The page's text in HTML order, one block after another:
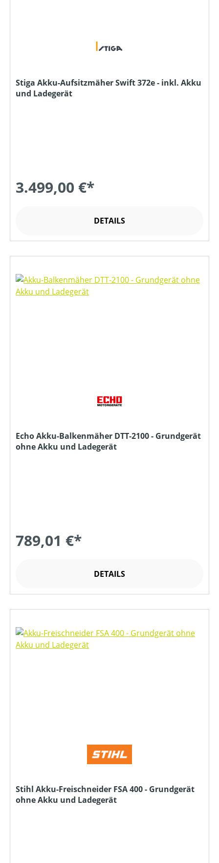
Stiga Akku-Aufsitzmäher Swift 372e - inkl. Akku
und Ladegerät
3.499,00 €*
DETAILS
Echo Akku-Balkenmäher DTT-2100 - Grundgerät
ohne Akku und Ladegerät
789,01 €*
DETAILS
Stihl Akku-Freischneider FSA 400 - Grundgerät
ohne Akku und Ladegerät